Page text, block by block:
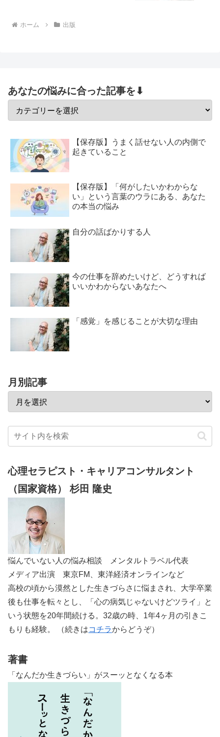
ホーム 出版
あなたの悩みに合った記事を⬇
【保存版】うまく話せない人の内側で
起きていること
【保存版】「何がしたいかわからな
い」という言葉のウラにある、あなた
の本当の悩み
自分の話ばかりする人
今の仕事を辞めたいけど、どうすれば
いいかわからないあなたへ
「感覚」を感じることが大切な理由
月別記事
心理セラピスト・キャリアコンサルタント
（国家資格） 杉田 隆史
悩んでいない人の悩み相談 メンタルトラベル代表
メディア出演 東京FM、東洋経済オンラインなど
高校の頃から漠然とした生きづらさに悩まされ、大学卒業
後も仕事を転々とし、「心の病気じゃないけどツライ」と
いう状態を20年間続ける。32歳の時、1年4ヶ月の引きこ
もりも経験。 （続きはコチラからどうぞ）
著書
「なんだか生きづらい」がスーッとなくなる本